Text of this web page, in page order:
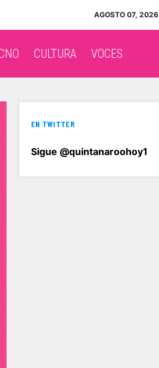
AGOSTO 07, 2026
CULTURA VOCES
EN TWITTER
Sigue @quintanaroohoy1